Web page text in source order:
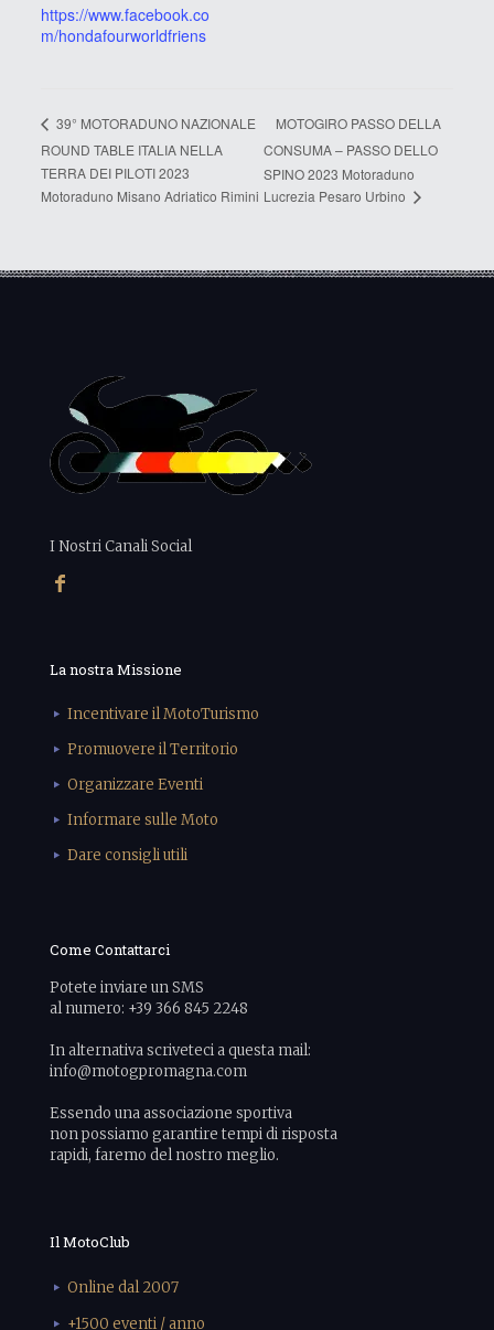
https://www.facebook.co
m/hondafourworldfriens
39° MOTORADUNO NAZIONALE
ROUND TABLE ITALIA NELLA
TERRA DEI PILOTI 2023
Motoraduno Misano Adriatico Rimini
MOTOGIRO PASSO DELLA
CONSUMA – PASSO DELLO
SPINO 2023 Motoraduno
Lucrezia Pesaro Urbino
I Nostri Canali Social
La nostra Missione
Incentivare il MotoTurismo
Promuovere il Territorio
Organizzare Eventi
Informare sulle Moto
Dare consigli utili
Come Contattarci
Potete inviare un SMS
al numero: +39 366 845 2248
In alternativa scriveteci a questa mail:
info@motogpromagna.com
Essendo una associazione sportiva
non possiamo garantire tempi di risposta
rapidi, faremo del nostro meglio.
Il MotoClub
Online dal 2007
+1500 eventi / anno